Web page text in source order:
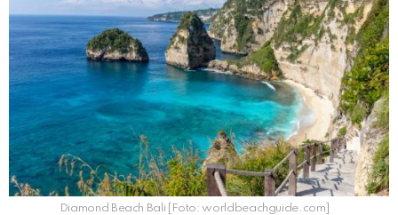
Diamond Beach Bali [Foto: worldbeachguide.com]